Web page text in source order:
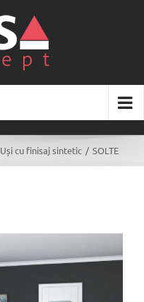
Uși cu finisaj sintetic / SOLTE